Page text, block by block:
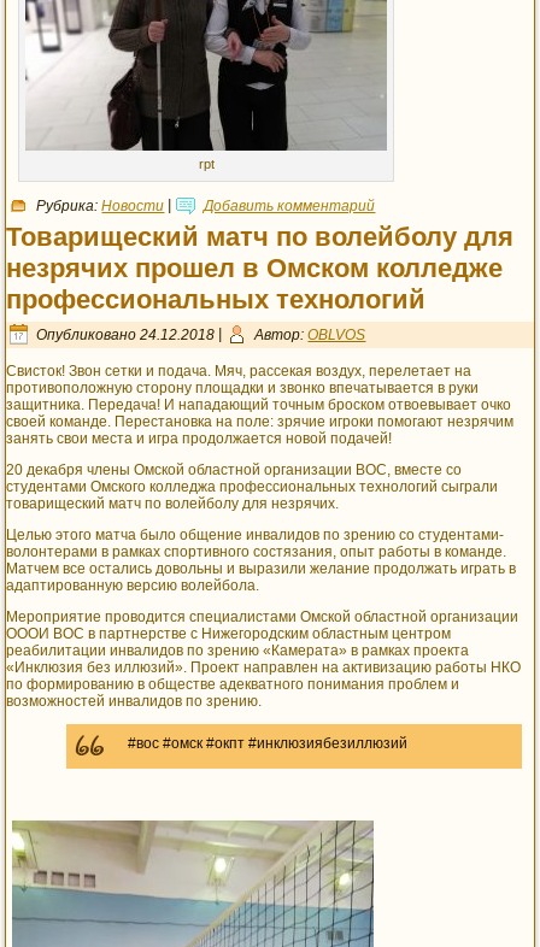
rpt
Рубрика: Новости Добавить комментарий
Товарищеский матч по волейболу для
незрячих прошел в Омском колледже
профессиональных технологий
Опубликовано 24.12.2018 Автор: OBLVOS
Свисток! Звон сетки и подача. Мяч, рассекая воздух, перелетает на
противоположную сторону площадки и звонко впечатывается в руки
защитника. Передача! И нападающий точным броском отвоевывает очко
своей команде. Перестановка на поле: зрячие игроки помогают незрячим
занять свои места и игра продолжается новой подачей!
20 декабря члены Омской областной организации ВОС, вместе со
студентами Омского колледжа профессиональных технологий сыграли
товарищеский матч по волейболу для незрячих.
Целью этого матча было общение инвалидов по зрению со студентами-
волонтерами в рамках спортивного состязания, опыт работы в команде.
Матчем все остались довольны и выразили желание продолжать играть в
адаптированную версию волейбола.
Мероприятие проводится специалистами Омской областной организации
ОООИ ВОС в партнерстве с Нижегородским областным центром
реабилитации инвалидов по зрению «Камерата» в рамках проекта
«Инклюзия без иллюзий». Проект направлен на активизацию работы НКО
по формированию в обществе адекватного понимания проблем и
возможностей инвалидов по зрению.
#вос #омск #окпт #инклюзиябезиллюзий